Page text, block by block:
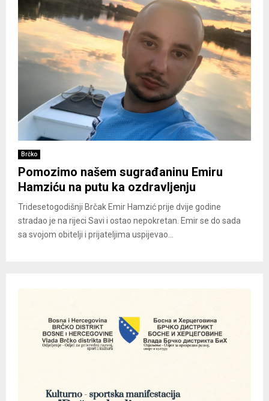
Brčko
Pomozimo našem sugrađaninu Emiru
Hamziću na putu ka ozdravljenju
Tridesetogodišnji Brčak Emir Hamzić prije dvije godine
stradao je na rijeci Savi i ostao nepokretan. Emir se do sada
sa svojom obitelji i prijateljima uspijevao...